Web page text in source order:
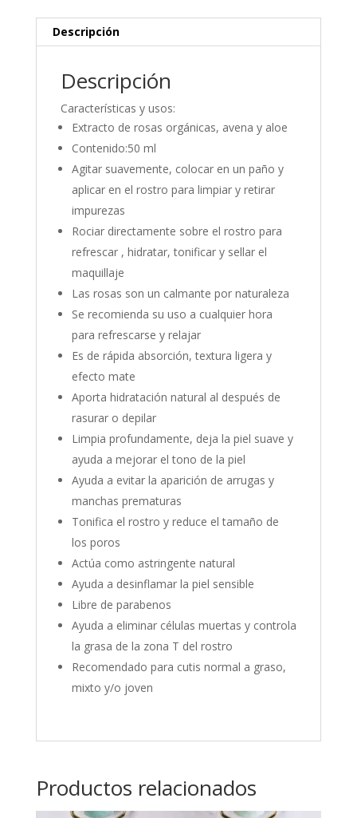
ALOE
Descripción
Descripción
Características y usos:
Extracto de rosas orgánicas, avena y aloe
Contenido:50 ml
Agitar suavemente, colocar en un paño y
aplicar en el rostro para limpiar y retirar
impurezas
Rociar directamente sobre el rostro para
refrescar , hidratar, tonificar y sellar el
maquillaje
Las rosas son un calmante por naturaleza
Se recomienda su uso a cualquier hora
para refrescarse y relajar
Es de rápida absorción, textura ligera y
efecto mate
Aporta hidratación natural al después de
rasurar o depilar
Limpia profundamente, deja la piel suave y
ayuda a mejorar el tono de la piel
Ayuda a evitar la aparición de arrugas y
manchas prematuras
Tonifica el rostro y reduce el tamaño de
los poros
Actúa como astringente natural
Ayuda a desinflamar la piel sensible
Libre de parabenos
Ayuda a eliminar células muertas y controla
la grasa de la zona T del rostro
Recomendado para cutis normal a graso,
mixto y/o joven
Productos relacionados